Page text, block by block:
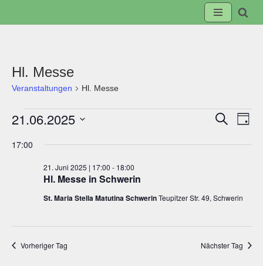
Hl. Messe
Veranstaltungen Hl. Messe
Suche
Suche
Tag
21.06.2025
wählen.
17:00
Hl. Messe in Schwerin
21. Juni 2025 | 17:00 - 18:00
St. Maria Stella Matutina SchwerinTeupitzer Str. 49, Schwerin
Vorheriger Tag Nächster Tag